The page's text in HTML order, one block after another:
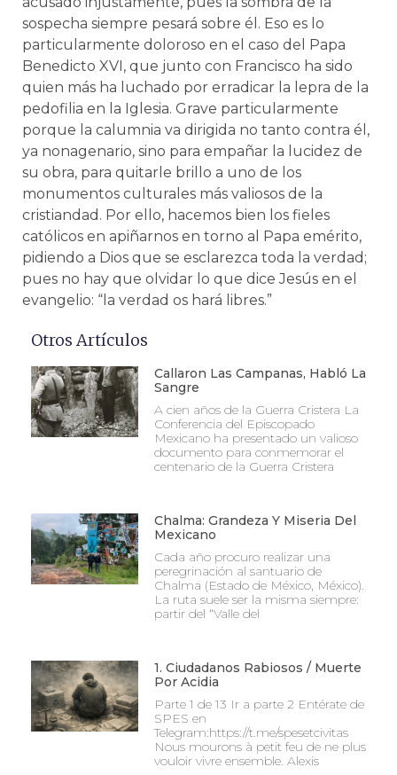
sospecha siempre pesará sobre él. Eso es lo
particularmente doloroso en el caso del Papa
Benedicto XVI, que junto con Francisco ha sido
quien más ha luchado por erradicar la lepra de la
pedofilia en la Iglesia. Grave particularmente
porque la calumnia va dirigida no tanto contra él,
ya nonagenario, sino para empañar la lucidez de
su obra, para quitarle brillo a uno de los
monumentos culturales más valiosos de la
cristiandad. Por ello, hacemos bien los fieles
católicos en apiñarnos en torno al Papa emérito,
pidiendo a Dios que se esclarezca toda la verdad;
pues no hay que olvidar lo que dice Jesús en el
evangelio: “la verdad os hará libres.”
Otros Artículos
Callaron Las Campanas, Habló La
Sangre
A cien años de la Guerra Cristera La
Conferencia del Episcopado
Mexicano ha presentado un valioso
documento para conmemorar el
centenario de la Guerra Cristera
Chalma: Grandeza Y Miseria Del
Mexicano
Cada año procuro realizar una
peregrinación al santuario de
Chalma (Estado de México, México).
La ruta suele ser la misma siempre:
partir del “Valle del
1. Ciudadanos Rabiosos / Muerte
Por Acidia
Parte 1 de 13 Ir a parte 2 Entérate de
SPES en
Telegram:https://t.me/spesetcivitas
Nous mourons à petit feu de ne plus
vouloir vivre ensemble. Alexis